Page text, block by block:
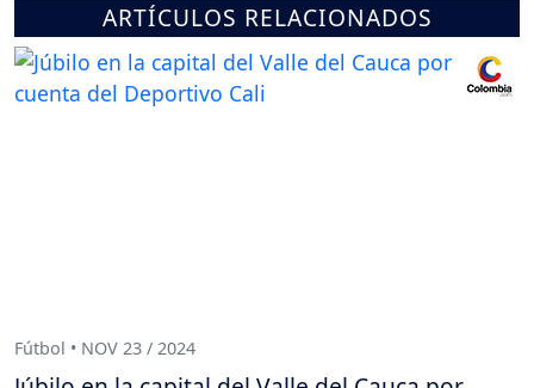
ARTÍCULOS RELACIONADOS
Fútbol • NOV 23 / 2024